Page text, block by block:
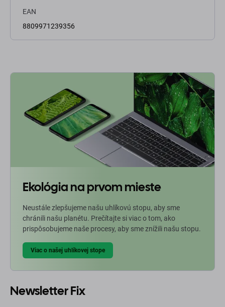
EAN
8809971239356
Ekológia na prvom mieste
Neustále zlepšujeme našu uhlíkovú stopu, aby sme
chránili našu planétu. Prečítajte si viac o tom, ako
prispôsobujeme naše procesy, aby sme znížili našu stopu.
Viac o našej uhlíkovej stope
Newsletter Fix